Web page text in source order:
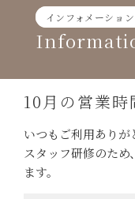
content
インフォメーション
10月の営業
いつもご利用ありが
スタッフ研修のため
ます。